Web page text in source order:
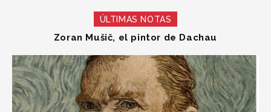
Hoy
ÚLTIMAS NOTAS
Zoran Mušič, el pintor de Dachau
Las leyes del mundo